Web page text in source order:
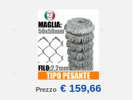
Prezzo € 159,66